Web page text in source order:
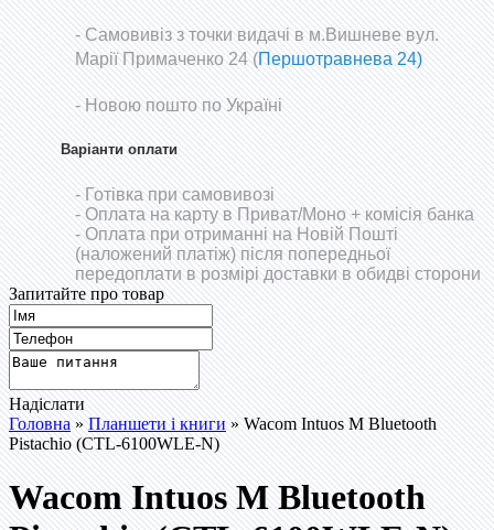
- Самовивіз з точки видачі в м.Вишневе вул.
Марії Примаченко 24 (Першотравнева 24)
- Новою пошто по Україні
Варіанти оплати
- Готівка при самовивозі
- Оплата на карту в Приват/Моно+ комісія банка
- Оплата при отриманні на Новій Пошті
(наложений платіж) після попередньої
передоплати в розмірі доставки в обидві сторони
Запитайте про товар
Надіслати
Головна»Планшети і книги» Wacom Intuos M Bluetooth
Pistachio (CTL-6100WLE-N)
Wacom Intuos M Bluetooth